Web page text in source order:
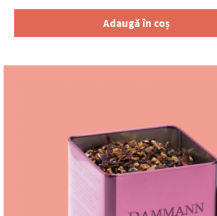
Întrebări frecvente (FAQ)
Conține o tabletă Leonidas 100g,
Da, este ideal pentru profesori,
Pentru ce ocazii este recomandat
Este potrivit pentru începutul sau
școlar, dar și pentru cadouri
Produsele sunt realizate în
Adaugă în coș